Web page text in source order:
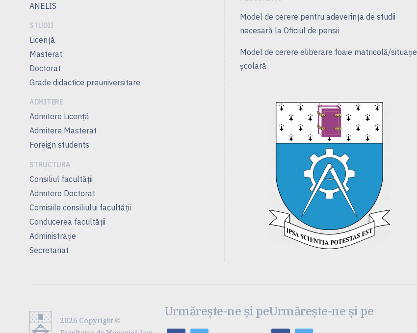
ANELIS
STUDII
Licență
Masterat
Doctorat
Grade didactice preuniversitare
ADMITERE
Admitere Licenţă
Admitere Masterat
Foreign students
STRUCTURA
Consiliul facultăţii
Admitere Doctorat
Comisiile consiliului facultăţii
Conducerea facultăţii
Administrație
Secretariat
Model de cerere pentru adeverința de studii
necesară la Oficiul de pensii
Model de cerere eliberare foaie matricolă/situație
școlară
2026 Copyright ©
Urmărește-ne și peUrmărește-ne și pe